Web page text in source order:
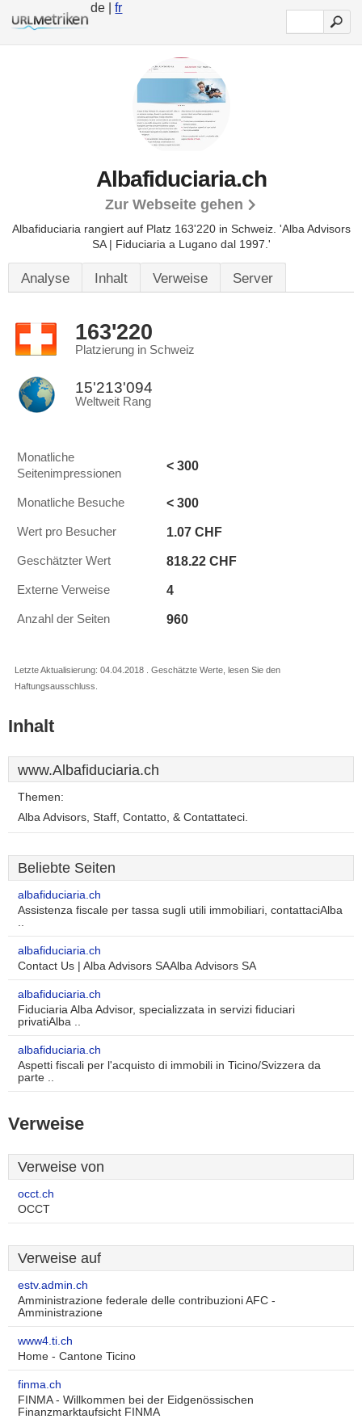
de |fr
Albafiduciaria.ch
Zur Webseite gehen
Albafiduciaria rangiert auf Platz 163'220 in Schweiz. 'Alba Advisors
SA | Fiduciaria a Lugano dal 1997.'
Analyse Inhalt Verweise Server
163'220
Platzierung in Schweiz
15'213'094
Weltweit Rang
Monatliche
Seitenimpressionen
< 300
Monatliche Besuche < 300
Wert pro Besucher 1.07 CHF
Geschätzter Wert 818.22 CHF
Externe Verweise 4
Anzahl der Seiten 960
Letzte Aktualisierung: 04.04.2018 . Geschätzte Werte, lesen Sie den
Haftungsausschluss.
Inhalt
www.Albafiduciaria.ch
Themen:
Alba Advisors, Staff, Contatto, & Contattateci.
Beliebte Seiten
albafiduciaria.ch
Assistenza fiscale per tassa sugli utili immobiliari, contattaciAlba
..
albafiduciaria.ch
Contact Us | Alba Advisors SAAlba Advisors SA
albafiduciaria.ch
Fiduciaria Alba Advisor, specializzata in servizi fiduciari
privatiAlba ..
albafiduciaria.ch
Aspetti fiscali per l'acquisto di immobili in Ticino/Svizzera da
parte ..
Verweise
Verweise von
occt.ch
OCCT
Verweise auf
estv.admin.ch
Amministrazione federale delle contribuzioni AFC -
Amministrazione
www4.ti.ch
Home - Cantone Ticino
finma.ch
FINMA - Willkommen bei der Eidgenössischen
Finanzmarktaufsicht FINMA